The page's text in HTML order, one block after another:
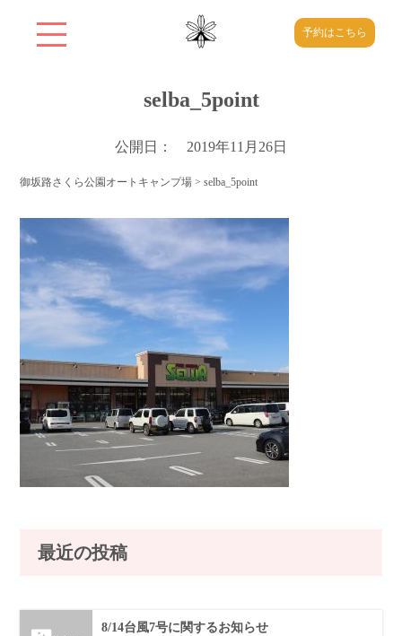
予約はこちら
selba_5point
公開日： 2019年11月26日
御坂路さくら公園オートキャンプ場 >selba_5point
最近の投稿
8/14台風7号に関するお知らせ